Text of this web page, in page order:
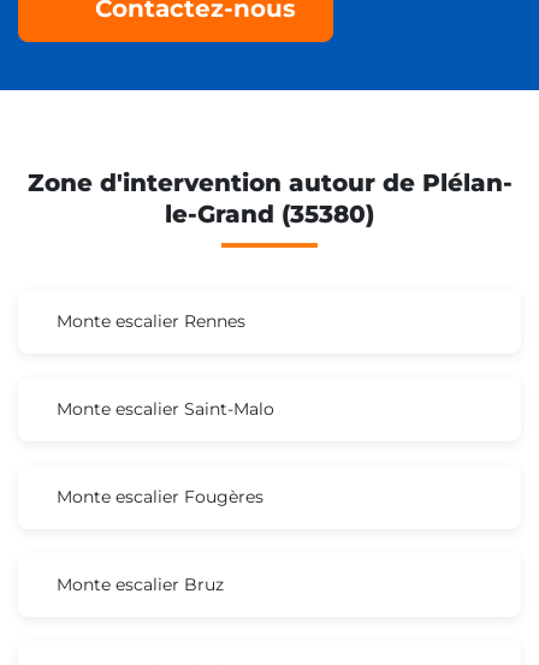
Contactez-nous
Zone d'intervention autour de Plélan-
le-Grand (35380)
Monte escalier Rennes
Monte escalier Saint-Malo
Monte escalier Fougères
Monte escalier Bruz